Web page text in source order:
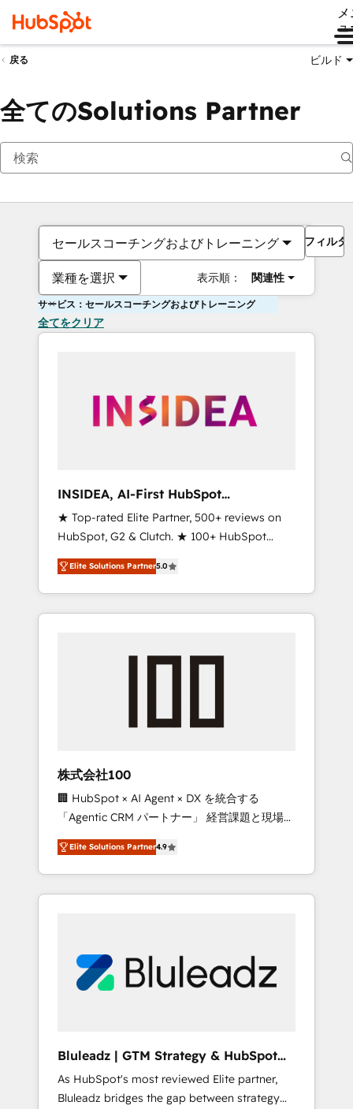
ュ
戻る ビルド
全てのSolutions Partner
セールスコーチングおよびトレーニング
業種を選択 表示順： 関連性
フィルタ
サービス：セールスコーチングおよびトレーニング
全てをクリア
INSIDEA, AI-First HubSpot
Onboarding & RevOps
★ Top-rated Elite Partner, 500+ reviews on
HubSpot, G2 & Clutch. ★ 100+ HubSpot
Certified Experts & Trainers across the team
★ 1,500+ implementations across five
continents ★ AI-First, RevOps-led,
Onboarding obsessed ★ Company of the
engine. We onboard your team, migrate your
from any legacy CRM. Zero downtime, full
data integrity. ➤ Implementation: Configure
HubSpot to run your revenue process. Sales,
marketing, and service wired together. ➤ AI
and Integrations: Layer Breeze AI, custom
agents, and APIs to remove manual work. ➤
Ongoing Management: Monthly tune-ups,
portal? We are built for the work.
Elite Solutions Partner5.0
株式会社100
🏢 HubSpot × AI Agent × DX を統合する
「Agentic CRM パートナー」 経営課題と現場業
務をつなぐAIネイティブ・エージェンシーとし
て、HubSpot Eliteの実装力で顧客フロント業務
を再設計します。 💡 100inc は何をする会社
か？ HubSpotを共通基盤に、AIエージェントを
部・グループ会社・部門が分立する組織で、デ
ータと業務プロセスのサイロ化を、CRMを軸と
ら、GTMの見える化・自動化まで。全Hub統合
運用、データ品質設計、グループ横断のCRM統
合に対応します。 2️⃣ AIエージェント組織構築
Elite Solutions Partner4.9
Bluleadz | GTM Strategy & HubSpot
Implementation
As HubSpot's most reviewed Elite partner,
Bluleadz bridges the gap between strategy